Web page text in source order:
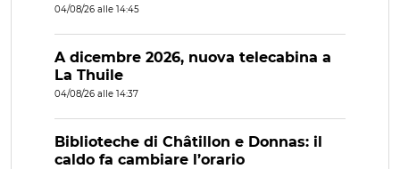
04/08/26 alle 14:45
A dicembre 2026, nuova telecabina a
La Thuile
04/08/26 alle 14:37
Biblioteche di Châtillon e Donnas: il
caldo fa cambiare l’orario